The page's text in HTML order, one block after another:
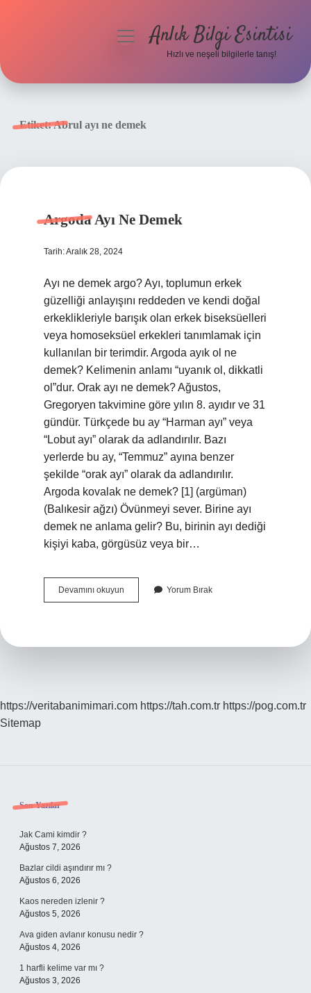
menüyüAnlık Bilgi Esintisi
Hızlı ve neşeli bilgilerle tanış!
Etiket:Abrul ayı ne demek
Argoda Ayı Ne Demek
Tarih: Aralık 28, 2024
Ayı ne demek argo? Ayı, toplumun erkek
güzelliği anlayışını reddeden ve kendi doğal
erkeklikleriyle barışık olan erkek biseksüelleri
veya homoseksüel erkekleri tanımlamak için
kullanılan bir terimdir. Argoda ayık ol ne
demek? Kelimenin anlamı “uyanık ol, dikkatli
ol”dur. Orak ayı ne demek? Ağustos,
Gregoryen takvimine göre yılın 8. ayıdır ve 31
gündür. Türkçede bu ay “Harman ayı” veya
“Lobut ayı” olarak da adlandırılır. Bazı
yerlerde bu ay, “Temmuz” ayına benzer
şekilde “orak ayı” olarak da adlandırılır.
Argoda kovalak ne demek? [1] (argüman)
(Balıkesir ağzı) Övünmeyi sever. Birine ayı
demek ne anlama gelir? Bu, birinin ayı dediği
kişiyi kaba, görgüsüz veya bir…
Devamını okuyun
Ayı
Yorum Bırak
https://veritabanimimari.com https://tah.com.tr https://pog.com.tr
Sitemap
Sidebar
Son Yazılar
Jak Cami kimdir ?
Ağustos 7, 2026
Bazlar cildi aşındırır mı ?
Ağustos 6, 2026
Kaos nereden izlenir ?
Ağustos 5, 2026
Ava giden avlanır konusu nedir ?
Ağustos 4, 2026
1 harfli kelime var mı ?
Ağustos 3, 2026